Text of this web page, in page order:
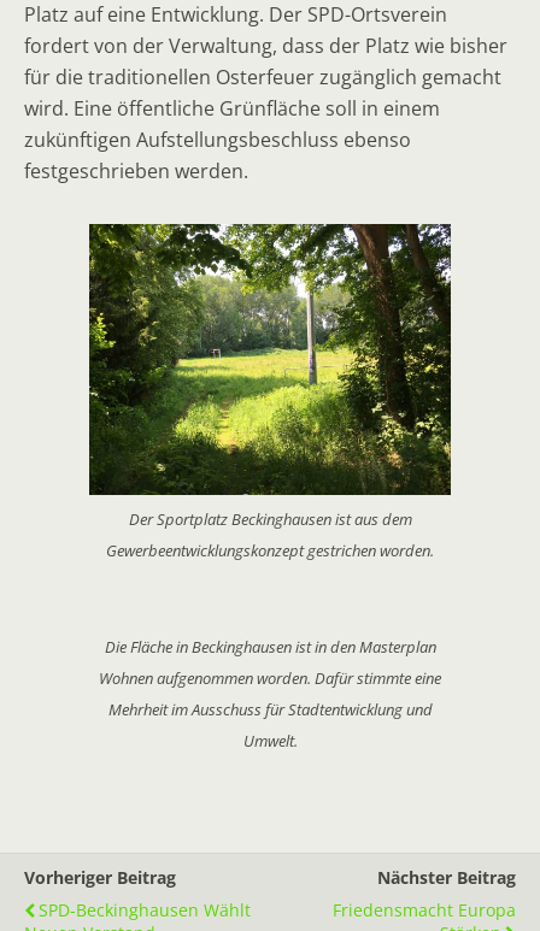
Platz auf eine Entwicklung. Der SPD-Ortsverein
fordert von der Verwaltung, dass der Platz wie bisher
für die traditionellen Osterfeuer zugänglich gemacht
wird. Eine öffentliche Grünfläche soll in einem
zukünftigen Aufstellungsbeschluss ebenso
festgeschrieben werden.
Der Sportplatz Beckinghausen ist aus dem
Gewerbeentwicklungskonzept gestrichen worden.
Die Fläche in Beckinghausen ist in den Masterplan
Wohnen aufgenommen worden. Dafür stimmte eine
Mehrheit im Ausschuss für Stadtentwicklung und
Umwelt.
Vorheriger Beitrag
SPD-Beckinghausen Wählt
Nächster Beitrag
Friedensmacht Europa